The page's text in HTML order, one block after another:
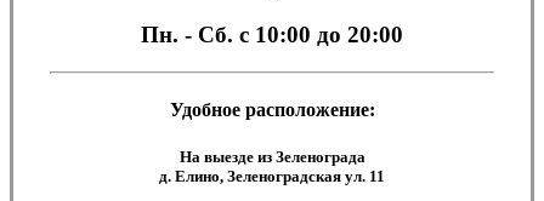
Пн. - Сб. с 10:00 до 20:00
Удобное расположение:
На выезде из Зеленограда
д. Елино, Зеленоградская ул. 11